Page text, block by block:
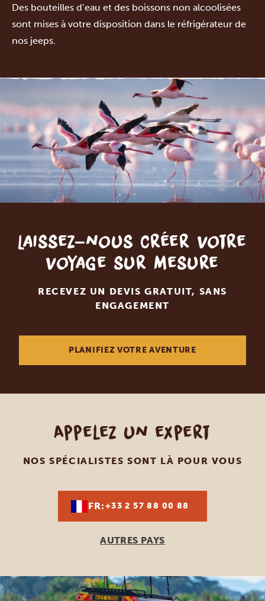
Des bouteilles d’eau et des boissons non alcoolisées
sont mises à votre disposition dans le réfrigérateur de
nos jeeps.
Laissez-nous créer votre
voyage sur mesure
RECEVEZ UN DEVIS GRATUIT, SANS
ENGAGEMENT
PLANIFIEZ VOTRE AVENTURE
Appelez un expert
NOS SPÉCIALISTES SONT LÀ POUR VOUS
FR:+33 2 57 88 00 88
AUTRES PAYS